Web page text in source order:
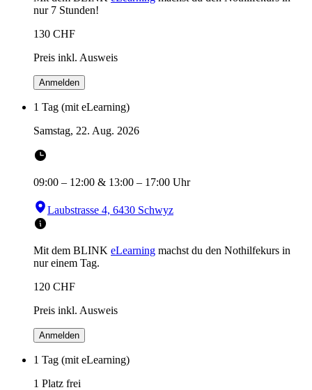
nur 7 Stunden!
130 CHF
Preis inkl. Ausweis
Anmelden
1 Tag (mit eLearning)
Samstag, 22. Aug. 2026
09:00 – 12:00 & 13:00 – 17:00 Uhr
Laubstrasse 4, 6430 Schwyz
Mit dem BLINK eLearning machst du den Nothilfekurs in
nur einem Tag.
120 CHF
Preis inkl. Ausweis
Anmelden
1 Tag (mit eLearning)
1 Platz frei